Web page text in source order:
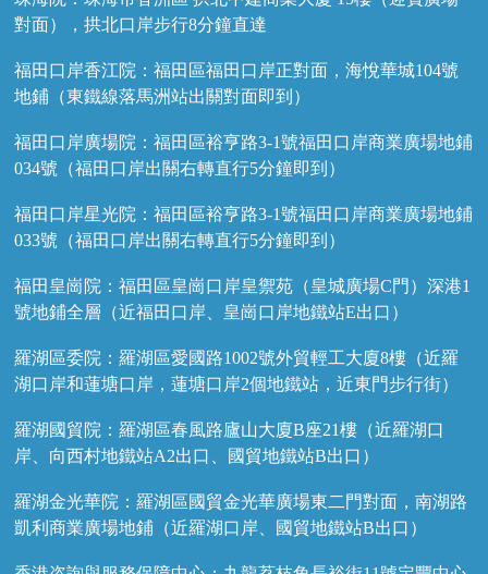
對面），拱北口岸步行8分鐘直達
福田口岸香江院：福田區福田口岸正對面，海悅華城104號
地鋪（東鐵線落馬洲站出關對面即到）
福田口岸廣場院：福田區裕亨路3-1號福田口岸商業廣場地鋪
034號（福田口岸出關右轉直行5分鐘即到）
福田口岸星光院：福田區裕亨路3-1號福田口岸商業廣場地鋪
033號（福田口岸出關右轉直行5分鐘即到）
福田皇崗院：福田區皇崗口岸皇禦苑（皇城廣場C門）深港1
號地鋪全層（近福田口岸、皇崗口岸地鐵站E出口）
羅湖區委院：羅湖區愛國路1002號外貿輕工大廈8樓（近羅
湖口岸和蓮塘口岸，蓮塘口岸2個地鐵站，近東門步行街）
羅湖國貿院：羅湖區春風路廬山大廈B座21樓（近羅湖口
岸、向西村地鐵站A2出口、國貿地鐵站B出口）
羅湖金光華院：羅湖區國貿金光華廣場東二門對面，南湖路
凱利商業廣場地鋪（近羅湖口岸、國貿地鐵站B出口）